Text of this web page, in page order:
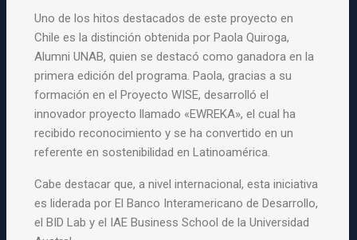
Uno de los hitos destacados de este proyecto en
Chile es la distinción obtenida por Paola Quiroga,
Alumni UNAB, quien se destacó como ganadora en la
primera edición del programa. Paola, gracias a su
formación en el ProyectoWISE, desarrolló el
innovador proyecto llamado «EWREKA», el cual ha
recibido reconocimiento y se ha convertido en un
referente en sostenibilidad en Latinoamérica.
Cabe destacar que, a nivel internacional, esta iniciativa
es liderada por El Banco Interamericano de Desarrollo,
el BID Lab y el IAE Business School de la Universidad